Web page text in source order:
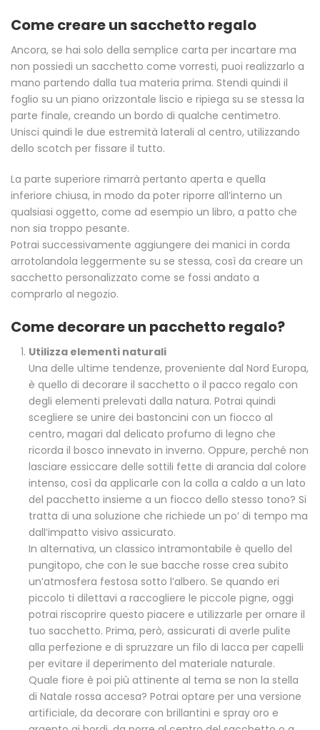
Come creare un sacchetto regalo
Ancora, se hai solo della semplice carta per incartare ma
non possiedi un sacchetto come vorresti, puoi realizzarlo a
mano partendo dalla tua materia prima. Stendi quindi il
foglio su un piano orizzontale liscio e ripiega su se stessa la
parte finale, creando un bordo di qualche centimetro.
Unisci quindi le due estremità laterali al centro, utilizzando
dello scotch per fissare il tutto.
La parte superiore rimarrà pertanto aperta e quella
inferiore chiusa, in modo da poter riporre all’interno un
qualsiasi oggetto, come ad esempio un libro, a patto che
non sia troppo pesante.
Potrai successivamente aggiungere dei manici in corda
arrotolandola leggermente su se stessa, così da creare un
sacchetto personalizzato come se fossi andato a
comprarlo al negozio.
Come decorare un pacchetto regalo?
Utilizza elementi naturali
Una delle ultime tendenze, proveniente dal Nord Europa,
è quello di decorare il sacchetto o il pacco regalo con
degli elementi prelevati dalla natura. Potrai quindi
scegliere se unire dei bastoncini con un fiocco al
centro, magari dal delicato profumo di legno che
ricorda il bosco innevato in inverno. Oppure, perché non
lasciare essiccare delle sottili fette di arancia dal colore
intenso, così da applicarle con la colla a caldo a un lato
del pacchetto insieme a un fiocco dello stesso tono? Si
tratta di una soluzione che richiede un po’ di tempo ma
dall’impatto visivo assicurato.
In alternativa, un classico intramontabile è quello del
pungitopo, che con le sue bacche rosse crea subito
un’atmosfera festosa sotto l’albero. Se quando eri
piccolo ti dilettavi a raccogliere le piccole pigne, oggi
potrai riscoprire questo piacere e utilizzarle per ornare il
tuo sacchetto. Prima, però, assicurati di averle pulite
alla perfezione e di spruzzare un filo di lacca per capelli
per evitare il deperimento del materiale naturale.
Quale fiore è poi più attinente al tema se non la stella
di Natale rossa accesa? Potrai optare per una versione
artificiale, da decorare con brillantini e spray oro e